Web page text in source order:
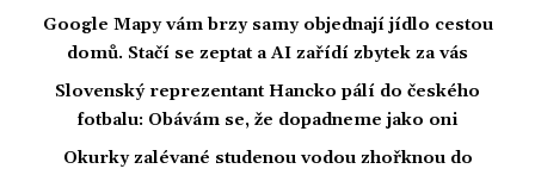
Google Mapy vám brzy samy objednají jídlo cestou
domů. Stačí se zeptat a AI zařídí zbytek za vás
Slovenský reprezentant Hancko pálí do českého
fotbalu: Obávám se, že dopadneme jako oni
Okurky zalévané studenou vodou zhořknou do